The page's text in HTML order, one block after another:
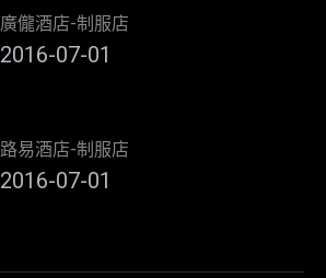
廣儱酒店-制服店
2016-07-01
路易酒店-制服店
2016-07-01